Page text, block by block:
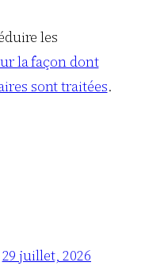
les
la façon dont
sont traitées.
29 juillet, 2026